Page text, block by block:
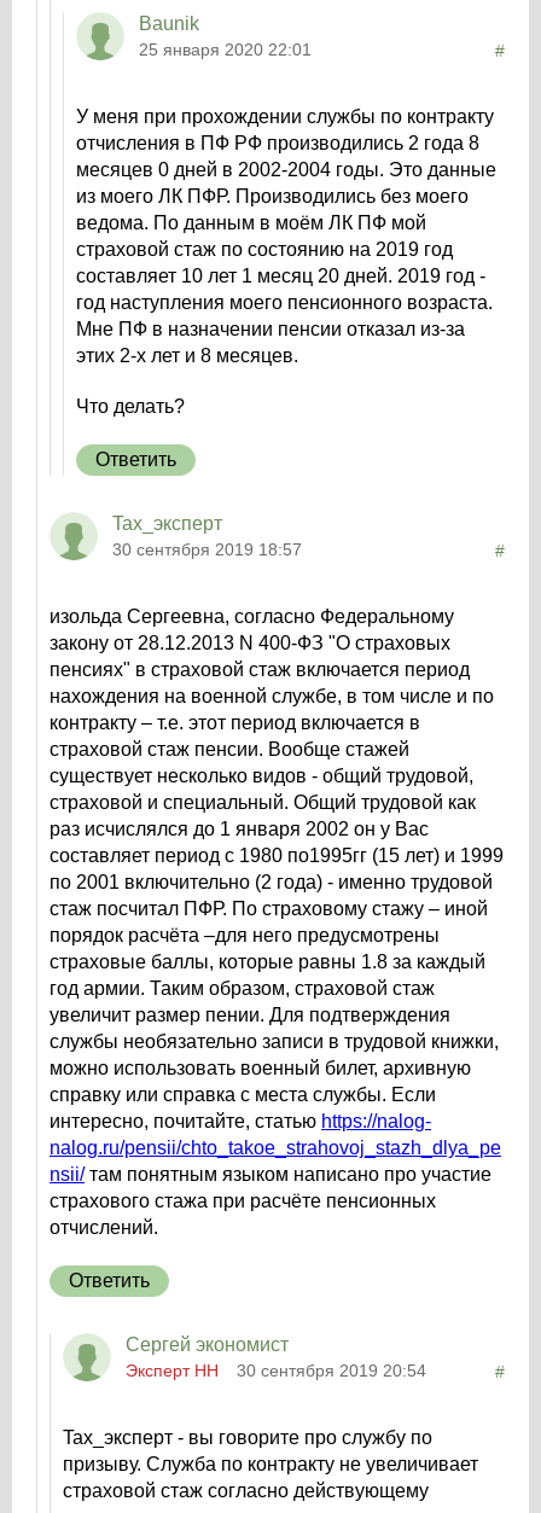
Baunik
25 января 2020 22:01 #
У меня при прохождении службы по контракту
отчисления в ПФ РФ производились 2 года 8
месяцев 0 дней в 2002-2004 годы. Это данные
из моего ЛК ПФР. Производились без моего
ведома. По данным в моём ЛК ПФ мой
страховой стаж по состоянию на 2019 год
составляет 10 лет 1 месяц 20 дней. 2019 год -
год наступления моего пенсионного возраста.
Мне ПФ в назначении пенсии отказал из-за
этих 2-х лет и 8 месяцев.
Что делать?
Ответить
Tax_эксперт
30 сентября 2019 18:57 #
изольда Сергеевна, согласно Федеральному
закону от 28.12.2013 N 400-ФЗ "О страховых
пенсиях" в страховой стаж включается период
нахождения на военной службе, в том числе и по
контракту – т.е. этот период включается в
страховой стаж пенсии. Вообще стажей
существует несколько видов - общий трудовой,
страховой и специальный. Общий трудовой как
раз исчислялся до 1 января 2002 он у Вас
составляет период с 1980 по1995гг (15 лет) и 1999
по 2001 включительно (2 года) - именно трудовой
стаж посчитал ПФР. По страховому стажу – иной
порядок расчёта –для него предусмотрены
страховые баллы, которые равны 1.8 за каждый
год армии. Таким образом, страховой стаж
увеличит размер пении. Для подтверждения
службы необязательно записи в трудовой книжки,
можно использовать военный билет, архивную
справку или справка с места службы. Если
интересно, почитайте, статью https://nalog-
nalog.ru/pensii/chto_takoe_strahovoj_stazh_dlya_pe
nsii/там понятным языком написано про участие
страхового стажа при расчёте пенсионных
отчислений.
Ответить
Сергей экономист
Эксперт НН 30 сентября 2019 20:54 #
Tax_эксперт - вы говорите про службу по
призыву. Служба по контракту не увеличивает
страховой стаж согласно действующему